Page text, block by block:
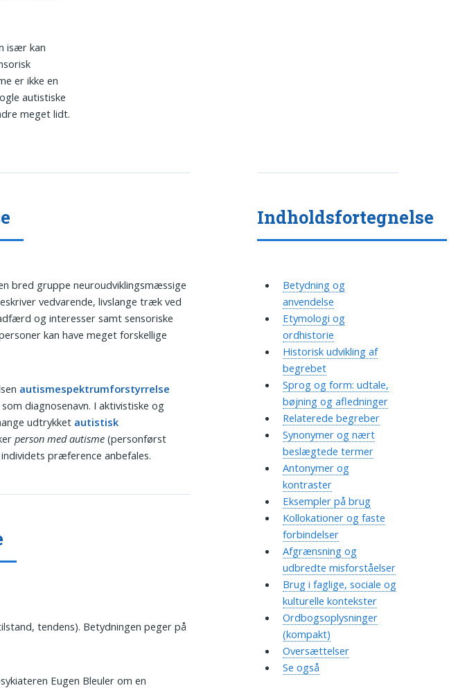
især kan
er ikke en
autistiske
meget lidt.
bred gruppe neuro­udviklingsmæssige
vedvarende, livslange træk ved
og interesser samt sensoriske
kan have meget forskellige
autismespektrumforstyrrelse
diagnosenavn. I aktivistiske og
udtrykket autistisk
person med autisme (personførst
præference anbefales.
tendens). Betydningen peger på
Eugen Bleuler om en
Indholdsfortegnelse
Betydning og
anvendelse
Etymologi og
ordhistorie
Historisk udvikling af
begrebet
Sprog og form: udtale,
bøjning og afledninger
Relaterede begreber
Synonymer og nært
beslægtede termer
Antonymer og
kontraster
Eksempler på brug
Kollokationer og faste
forbindelser
Afgrænsning og
udbredte misforståelser
Brug i faglige, sociale og
kulturelle kontekster
Ordbogsoplysninger
(kompakt)
Oversættelser
Se også